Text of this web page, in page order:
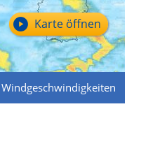
Windgeschwindigkeiten
Karte öffnen